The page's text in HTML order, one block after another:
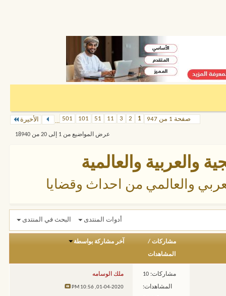
صفحة 1 من 947 1
2
3
11
51
101
501
... الأخيرة
عرض المواضيع من 1 إلى 20 من 18940
والعربية والعالمية
والعالمي من احداث وقضايا
أدوات المنتدى البحث في المنتدى
مشاركات /
المشاهدات
آخر مشاركة بواسطة
مشاركات: 10
المشاهدات:
ملك الوسامه
01-04-2020,
10:56 PM